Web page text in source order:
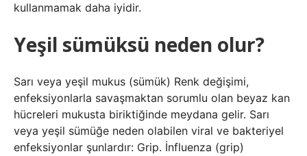
kullanmamak daha iyidir.
Yeşil sümüksü neden olur?
Sarı veya yeşil mukus (sümük) Renk değişimi,
enfeksiyonlarla savaşmaktan sorumlu olan beyaz kan
hücreleri mukusta biriktiğinde meydana gelir. Sarı
veya yeşil sümüğe neden olabilen viral ve bakteriyel
enfeksiyonlar şunlardır: Grip. İnfluenza (grip)